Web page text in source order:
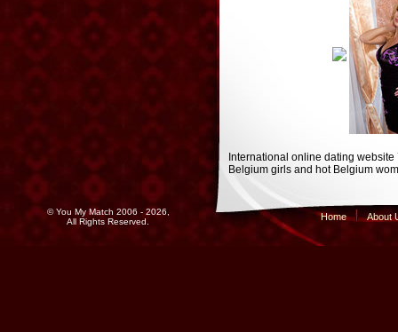
International online dating website
Belgium girls and hot Belgium
© You My Match 2006 - 2026,
All Rights Reserved.
Home About